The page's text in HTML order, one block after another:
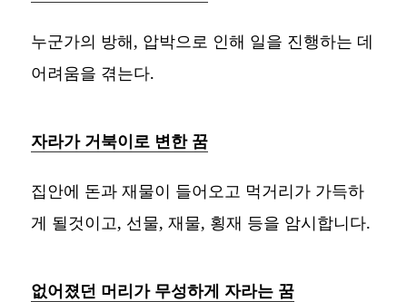
누군가의 방해, 압박으로 인해 일을 진행하는 데
어려움을 겪는다.
자라가 거북이로 변한 꿈
집안에 돈과 재물이 들어오고 먹거리가 가득하
게 될것이고, 선물, 재물, 횡재 등을 암시합니다.
없어졌던 머리가 무성하게 자라는 꿈